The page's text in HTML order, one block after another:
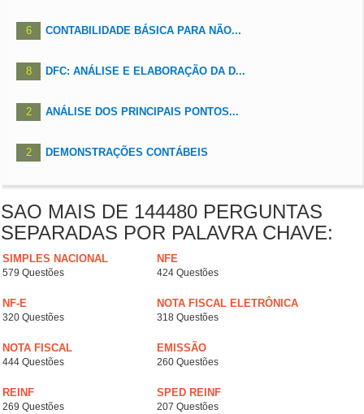
6 CONTABILIDADE BÁSICA PARA NÃO...
8 DFC: ANÁLISE E ELABORAÇÃO DA D...
2 ANÁLISE DOS PRINCIPAIS PONTOS...
2 DEMONSTRAÇÕES CONTÁBEIS
SAO MAIS DE 144480 PERGUNTAS
SEPARADAS POR PALAVRA CHAVE:
SIMPLES NACIONAL
579 Questões
NFE
424 Questões
NF-E
320 Questões
NOTA FISCAL ELETRÔNICA
318 Questões
NOTA FISCAL
444 Questões
EMISSÃO
260 Questões
REINF
269 Questões
SPED REINF
207 Questões